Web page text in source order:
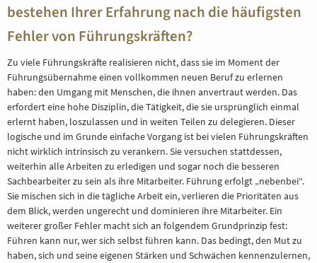
bestehen Ihrer Erfahrung nach die häufigsten
Fehler von Führungskräften?
Zu viele Führungskräfte realisieren nicht, dass sie im Moment der
Führungsübernahme einen vollkommen neuen Beruf zu erlernen
haben: den Umgang mit Menschen, die ihnen anvertraut werden. Das
erfordert eine hohe Disziplin, die Tätigkeit, die sie ursprünglich einmal
erlernt haben, loszulassen und in weiten Teilen zu delegieren. Dieser
logische und im Grunde einfache Vorgang ist bei vielen Führungskräften
nicht wirklich intrinsisch zu verankern. Sie versuchen stattdessen,
weiterhin alle Arbeiten zu erledigen und sogar noch die besseren
Sachbearbeiter zu sein als ihre Mitarbeiter. Führung erfolgt „nebenbei“.
Sie mischen sich in die tägliche Arbeit ein, verlieren die Prioritäten aus
dem Blick, werden ungerecht und dominieren ihre Mitarbeiter. Ein
weiterer großer Fehler macht sich an folgendem Grundprinzip fest:
Führen kann nur, wer sich selbst führen kann. Das bedingt, den Mut zu
haben, sich und seine eigenen Stärken und Schwächen kennenzulernen,